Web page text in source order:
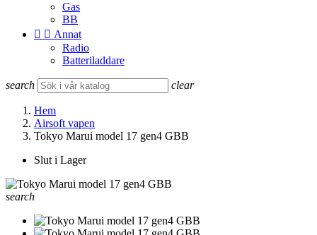
Gas
BB
  Annat
Radio
Batteriladdare
search clear
Hem
Airsoft vapen
Tokyo Marui model 17 gen4 GBB
Slut i Lager
search